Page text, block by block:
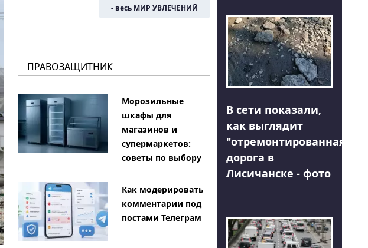
- весь МИР УВЛЕЧЕНИЙ
ПРАВОЗАЩИТНИК
Морозильные
шкафы для
магазинов и
супермаркетов:
советы по выбору
Как модерировать
комментарии под
постами Телеграм
В сети показали,
как выглядит
"отремонтированная"
дорога в
Лисичанске - фото